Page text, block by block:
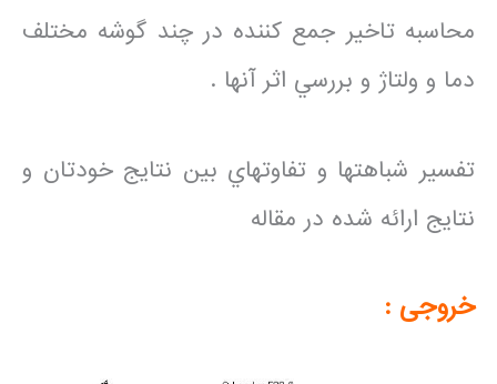
محاسبه تاخير جمع كننده در چند گوشه مختلف
دما و ولتاژ و بررسي اثر آنها .
تفسير شباهتها و تفاوتهاي بين نتايج خودتان و
نتايج ارائه شده در مقاله
خروجی :